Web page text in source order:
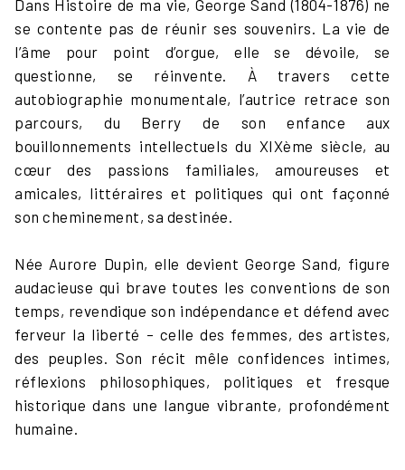
Dans Histoire de ma vie, George Sand (1804-1876) ne
se contente pas de réunir ses souvenirs. La vie de
l’âme pour point d’orgue, elle se dévoile, se
questionne, se réinvente. À travers cette
autobiographie monumentale, l’autrice retrace son
parcours, du Berry de son enfance aux
bouillonnements intellectuels du XIXème siècle, au
cœur des passions familiales, amoureuses et
amicales, littéraires et politiques qui ont façonné
son cheminement, sa destinée.
Née Aurore Dupin, elle devient George Sand, figure
audacieuse qui brave toutes les conventions de son
temps, revendique son indépendance et défend avec
ferveur la liberté – celle des femmes, des artistes,
des peuples. Son récit mêle confidences intimes,
réflexions philosophiques, politiques et fresque
historique dans une langue vibrante, profondément
humaine.